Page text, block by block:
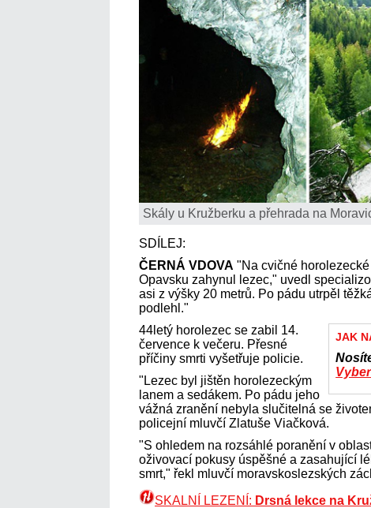
Skály u Kružberku a přehrada na
SDÍLEJ:
ČERNÁ VDOVA "Na cvičné
Opavsku zahynul lezec," uvedl
asi z výšky 20 metrů. Po pádu utrpěl
podlehl."
JAK
44letý horolezec se zabil 14.
července k večeru. Přesné
příčiny smrti vyšetřuje policie.
"Lezec byl jištěn horolezeckým
lanem a sedákem. Po pádu jeho
vážná zranění nebyla slučitelná se
policejní mluvčí Zlatuše Viačková.
"S ohledem na rozsáhlé poranění v
oživovací pokusy úspěšné a zasahující
smrt," řekl mluvčí moravskoslezských
SKALNÍ LEZENÍ: Drsná lekce na